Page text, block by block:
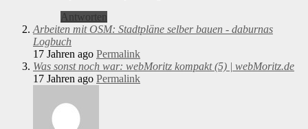
Antworten
Arbeiten mit OSM: Stadtpläne selber bauen - daburnas
Logbuch
17 Jahren ago Permalink
Was sonst noch war: webMoritz kompakt (5) | webMoritz.de
17 Jahren ago Permalink